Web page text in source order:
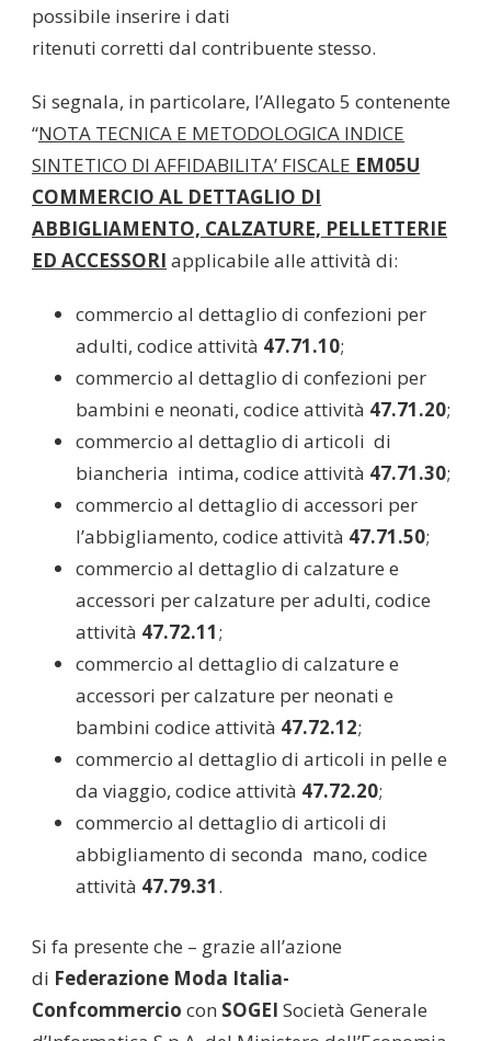
possibile inserire i dati
ritenuti corretti dal contribuente stesso.
Si segnala, in particolare, l’Allegato 5 contenente
“NOTA TECNICA E METODOLOGICA INDICE
SINTETICO DI AFFIDABILITA’ FISCALE EM05U
COMMERCIO AL DETTAGLIO DI
ABBIGLIAMENTO, CALZATURE, PELLETTERIE
ED ACCESSORI applicabile alle attività di:
commercio al dettaglio di confezioni per
adulti, codice attività 47.71.10;
commercio al dettaglio di confezioni per
bambini e neonati, codice attività 47.71.20;
commercio al dettaglio di articoli di
biancheria intima, codice attività 47.71.30;
commercio al dettaglio di accessori per
l’abbigliamento, codice attività 47.71.50;
commercio al dettaglio di calzature e
accessori per calzature per adulti, codice
attività 47.72.11;
commercio al dettaglio di calzature e
accessori per calzature per neonati e
bambini codice attività 47.72.12;
commercio al dettaglio di articoli in pelle e
da viaggio, codice attività 47.72.20;
commercio al dettaglio di articoli di
abbigliamento di seconda mano, codice
attività 47.79.31.
Si fa presente che – grazie all’azione
di Federazione Moda Italia-
Confcommercio con SOGEI Società Generale